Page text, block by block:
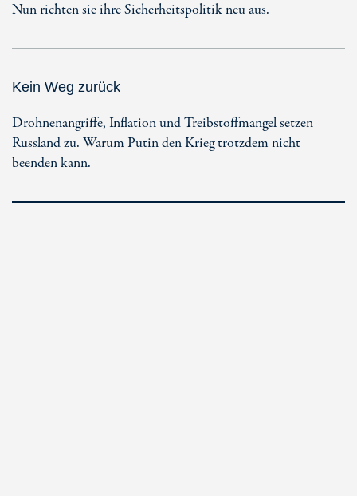
Nun richten sie ihre Sicherheitspolitik neu aus.
Kein Weg zurück
Drohnenangriffe, Inflation und Treibstoffmangel setzen
Russland zu. Warum Putin den Krieg trotzdem nicht
beenden kann.